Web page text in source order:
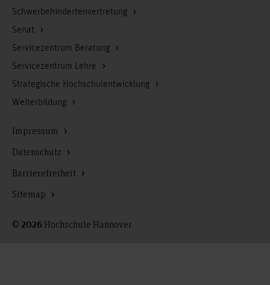
Schwerbehindertenvertretung
Senat
Servicezentrum Beratung
Servicezentrum Lehre
Strategische Hochschulentwicklung
Weiterbildung
© 2026 Hochschule Hannover
Impressum
Datenschutz
Barrierefreiheit
Sitemap